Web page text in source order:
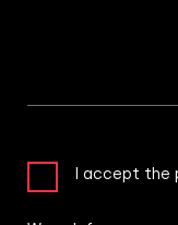
I accept the